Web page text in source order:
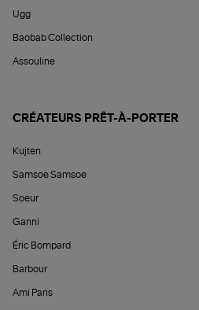
Ugg
Baobab Collection
Assouline
CRÉATEURS PRÊT-À-PORTER
Kujten
Samsoe Samsoe
Soeur
Ganni
Éric Bompard
Barbour
Ami Paris